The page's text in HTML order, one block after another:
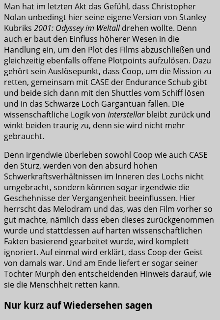
Man hat im letzten Akt das Gefühl, dass Christopher
Nolan unbedingt hier seine eigene Version von Stanley
Kubriks 2001: Odyssey im Weltalldrehen wollte. Denn
auch er baut den Einfluss höherer Wesen in die
Handlung ein, um den Plot des Films abzuschließen und
gleichzeitig ebenfalls offene Plotpoints aufzulösen. Dazu
gehört sein Auslösepunkt, dass Coop, um die Mission zu
retten, gemeinsam mit CASE der Endurance Schub gibt
und beide sich dann mit den Shuttles vom Schiff lösen
und in das Schwarze Loch Gargantuan fallen. Die
wissenschaftliche Logik von Interstellarbleibt zurück und
winkt beiden traurig zu, denn sie wird nicht mehr
gebraucht.
Denn irgendwie überleben sowohl Coop wie auch CASE
den Sturz, werden von den absurd hohen
Schwerkraftsverhältnissen im Inneren des Lochs nicht
umgebracht, sondern können sogar irgendwie die
Geschehnisse der Vergangenheit beeinflussen. Hier
herrscht das Melodram und das, was den Film vorher so
gut machte, nämlich dass eben dieses zurückgenommen
wurde und stattdessen auf harten wissenschaftlichen
Fakten basierend gearbeitet wurde, wird komplett
ignoriert. Auf einmal wird erklärt, dass Coop der Geist
von damals war. Und am Ende liefert er sogar seiner
Tochter Murph den entscheidenden Hinweis darauf, wie
sie die Menschheit retten kann.
Nur kurz auf Wiedersehen sagen